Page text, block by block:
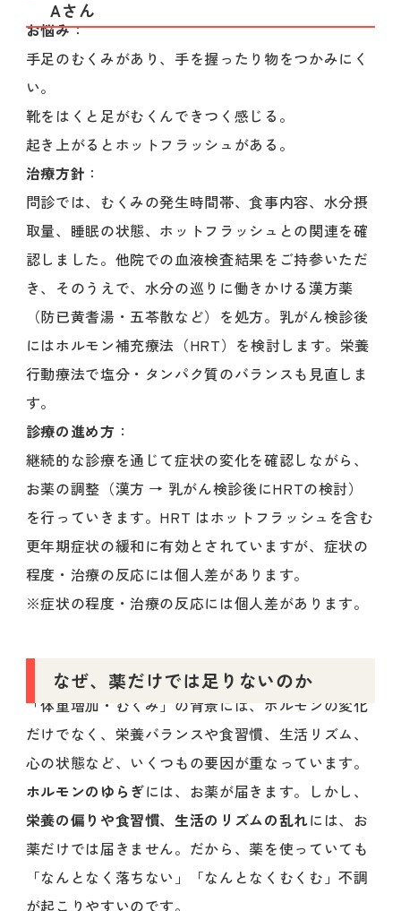
Aさん
お悩み：
手足のむくみがあり、手を握ったり物をつかみにく
い。
靴をはくと足がむくんできつく感じる。
起き上がるとホットフラッシュがある。
治療方針 ：
問診では、むくみの発生時間帯、食事内容、水分摂
取量、睡眠の状態、ホットフラッシュとの関連を確
認しました。他院での血液検査結果をご持参いただ
き、そのうえで、水分の巡りに働きかける漢方薬
（防已黄耆湯・五苓散など）を処方。乳がん検診後
にはホルモン補充療法（HRT）を検討します。栄養
行動療法で塩分・タンパク質のバランスも見直しま
す。
診療の進め方 ：
継続的な診療を通じて症状の変化を確認しながら、
お薬の調整（漢方 → 乳がん検診後にHRTの検討）
を行っていきます。HRT はホットフラッシュを含む
更年期症状の緩和に有効とされていますが、症状の
程度・治療の反応には個人差があります。
※症状の程度・治療の反応には個人差があります。
なぜ、薬だけでは足りないのか
「体重増加・むくみ」の背景には、ホルモンの変化
だけでなく、栄養バランスや食習慣、生活リズム、
心の状態など、いくつもの要因が重なっています。
ホルモンのゆらぎには、お薬が届きます。しかし、
栄養の偏りや食習慣、生活のリズムの乱れには、お
薬だけでは届きません。だから、薬を使っていても
「なんとなく落ちない」「なんとなくむくむ」不調
が起こりやすいのです。